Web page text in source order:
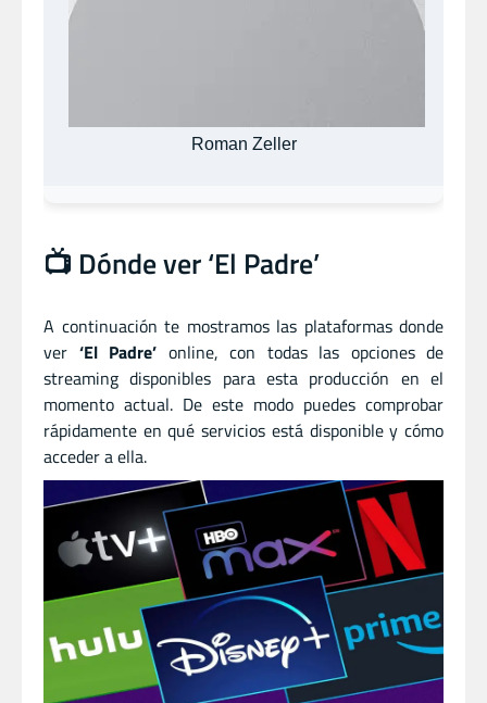
Roman Zeller
📺 Dónde ver ‘El Padre’
A continuación te mostramos las plataformas donde
ver ‘El Padre’ online, con todas las opciones de
streaming disponibles para esta producción en el
momento actual. De este modo puedes comprobar
rápidamente en qué servicios está disponible y cómo
acceder a ella.